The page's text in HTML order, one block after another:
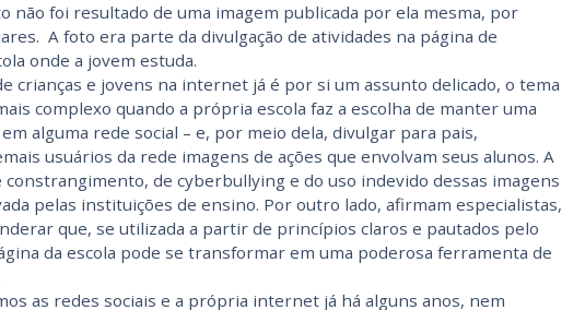
não foi resultado de uma imagem publicada por ela mesma, por
A foto era parte da divulgação de atividades na página de
onde a jovem estuda.
crianças e jovens na internet já é por si um assunto delicado, o tema
complexo quando a própria escola faz a escolha de manter uma
alguma rede social – e, por meio dela, divulgar para pais,
usuários da rede imagens de ações que envolvam seus alunos. A
constrangimento, de cyberbullying e do uso indevido dessas imagens
pelas instituições de ensino. Por outro lado, afirmam especialistas,
que, se utilizada a partir de princípios claros e pautados pelo
da escola pode se transformar em uma poderosa ferramenta de
as redes sociais e a própria internet já há alguns anos, nem